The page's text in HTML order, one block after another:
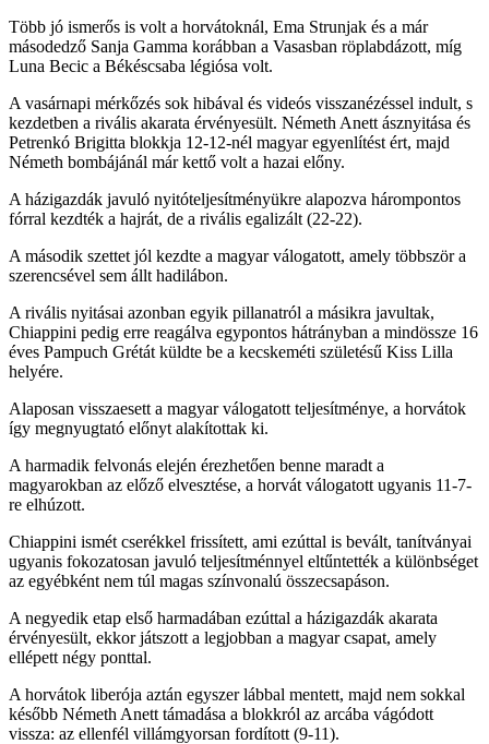
Több jó ismerős is volt a horvátoknál, Ema Strunjak és a már
másodedző Sanja Gamma korábban a Vasasban röplabdázott, míg
Luna Becic a Békéscsaba légiósa volt.
A vasárnapi mérkőzés sok hibával és videós visszanézéssel indult, s
kezdetben a rivális akarata érvényesült. Németh Anett ásznyitása és
Petrenkó Brigitta blokkja 12-12-nél magyar egyenlítést ért, majd
Németh bombájánál már kettő volt a hazai előny.
A házigazdák javuló nyitóteljesítményükre alapozva hárompontos
fórral kezdték a hajrát, de a rivális egalizált (22-22).
A második szettet jól kezdte a magyar válogatott, amely többször a
szerencsével sem állt hadilábon.
A rivális nyitásai azonban egyik pillanatról a másikra javultak,
Chiappini pedig erre reagálva egypontos hátrányban a mindössze 16
éves Pampuch Grétát küldte be a kecskeméti születésű Kiss Lilla
helyére.
Alaposan visszaesett a magyar válogatott teljesítménye, a horvátok
így megnyugtató előnyt alakítottak ki.
A harmadik felvonás elején érezhetően benne maradt a
magyarokban az előző elvesztése, a horvát válogatott ugyanis 11-7-
re elhúzott.
Chiappini ismét cserékkel frissített, ami ezúttal is bevált, tanítványai
ugyanis fokozatosan javuló teljesítménnyel eltűntették a különbséget
az egyébként nem túl magas színvonalú összecsapáson.
A negyedik etap első harmadában ezúttal a házigazdák akarata
érvényesült, ekkor játszott a legjobban a magyar csapat, amely
ellépett négy ponttal.
A horvátok liberója aztán egyszer lábbal mentett, majd nem sokkal
később Németh Anett támadása a blokkról az arcába vágódott
vissza: az ellenfél villámgyorsan fordított (9-11).